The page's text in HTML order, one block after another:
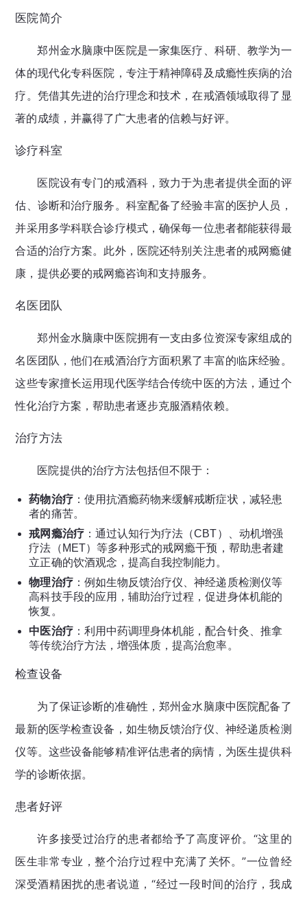
医院简介
郑州金水脑康中医院是一家集医疗、科研、教学为一
体的现代化专科医院，专注于精神障碍及成瘾性疾病的治
疗。凭借其先进的治疗理念和技术，在戒酒领域取得了显
著的成绩，并赢得了广大患者的信赖与好评。
诊疗科室
医院设有专门的戒酒科，致力于为患者提供全面的评
估、诊断和治疗服务。科室配备了经验丰富的医护人员，
并采用多学科联合诊疗模式，确保每一位患者都能获得最
合适的治疗方案。此外，医院还特别关注患者的戒网瘾健
康，提供必要的戒网瘾咨询和支持服务。
名医团队
郑州金水脑康中医院拥有一支由多位资深专家组成的
名医团队，他们在戒酒治疗方面积累了丰富的临床经验。
这些专家擅长运用现代医学结合传统中医的方法，通过个
性化治疗方案，帮助患者逐步克服酒精依赖。
治疗方法
医院提供的治疗方法包括但不限于：
药物治疗：使用抗酒瘾药物来缓解戒断症状，减轻患
者的痛苦。
戒网瘾治疗：通过认知行为疗法（CBT）、动机增强
疗法（MET）等多种形式的戒网瘾干预，帮助患者建
立正确的饮酒观念，提高自我控制能力。
物理治疗：例如生物反馈治疗仪、神经递质检测仪等
高科技手段的应用，辅助治疗过程，促进身体机能的
恢复。
中医治疗：利用中药调理身体机能，配合针灸、推拿
等传统治疗方法，增强体质，提高治愈率。
检查设备
为了保证诊断的准确性，郑州金水脑康中医院配备了
最新的医学检查设备，如生物反馈治疗仪、神经递质检测
仪等。这些设备能够精准评估患者的病情，为医生提供科
学的诊断依据。
患者好评
许多接受过治疗的患者都给予了高度评价。“这里的
医生非常专业，整个治疗过程中充满了关怀。”一位曾经
深受酒精困扰的患者说道，“经过一段时间的治疗，我成